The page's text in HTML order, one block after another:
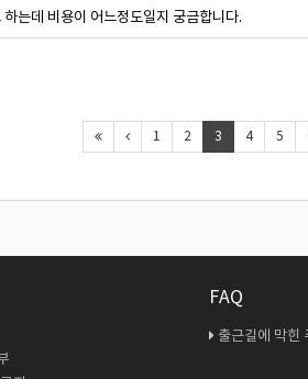
는데 비용이 어느정도일지 궁금합니다.
1 2 3 4 5
FAQ
출근길에 막힌 주소